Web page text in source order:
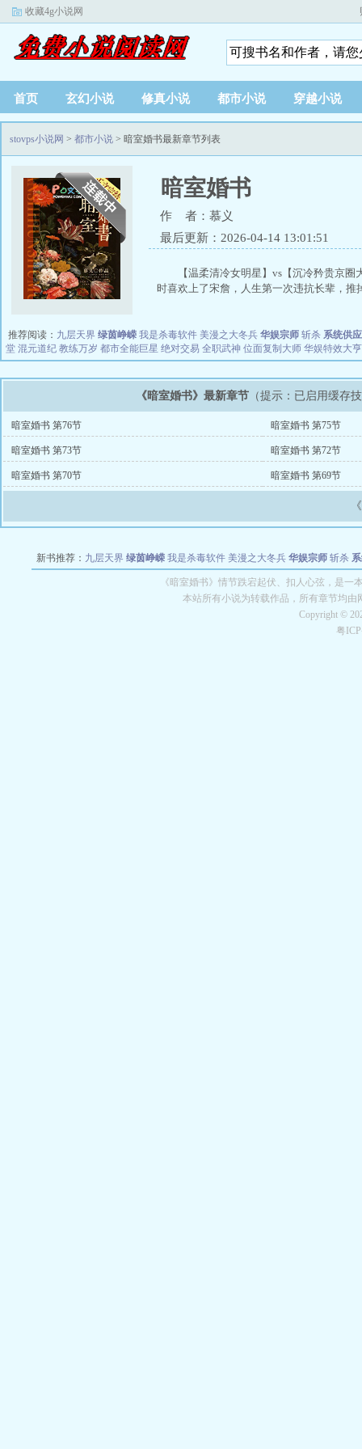
收藏4g小说网
首页 玄幻小说 修真小说 都市小说 穿越小说
stovps小说网 > 都市小说 > 暗室婚书最新章节列表
暗室婚书
作 者：慕义
最后更新：2026-04-14 13:01:51
【温柔清冷女明星】vs【沉冷矜贵京
时喜欢上了宋詹，人生第一次违抗长辈，推
推荐阅读： 九层天界 绿茵峥嵘 我是杀毒软件 美漫之大冬兵 华娱宗师 斩杀 系统供
堂 混元道纪 教练万岁 都市全能巨星 绝对交易 全职武神 位面复制大师 华娱特效大亨
《暗室婚书》最新章节 （提示：已启用缓存
暗室婚书 第76节 暗室婚书 第75节
暗室婚书 第73节 暗室婚书 第72节
暗室婚书 第70节 暗室婚书 第69节
新书推荐： 九层天界 绿茵峥嵘 我是杀毒软件 美漫之大冬兵 华娱宗师 斩杀
教练万岁 都市全能巨星 绝对交易 全职武神 位面复
《暗室婚书》情节跌宕起伏、扣人心弦，是
本站所有小说为转载作品，所有章节均
Copyright ©
粤